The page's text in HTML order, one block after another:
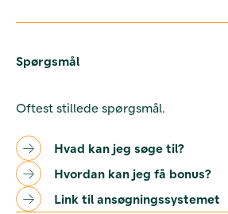
Spørgsmål
Oftest stillede spørgsmål.
Hvad kan jeg søge til?
Hvordan kan jeg få bonus?
Link til ansøgningssystemet